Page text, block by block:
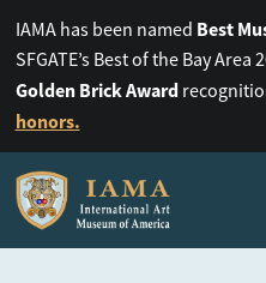
IAMA has been named Best
SFGATE’s Best of the Bay
Golden Brick Award
honors.